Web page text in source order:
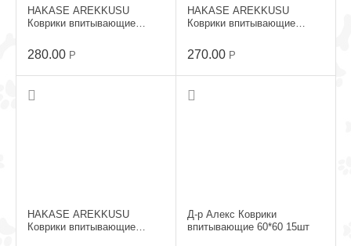
HAKASE AREKKUSU
Коврики впитывающие
280.00 Р
HAKASE AREKKUSU
Коврики впитывающие
270.00 Р
HAKASE AREKKUSU
Коврики впитывающие
Д-р Алекс Коврики
впитывающие 60*60 15шт